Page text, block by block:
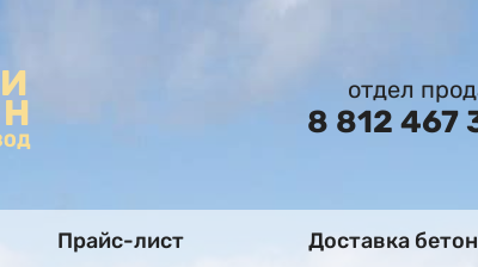
отдел
8 812 467
Прайс-лист Доставка